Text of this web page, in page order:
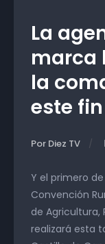
La
marca
la
este
Por Diez TV
Y el primero
Convención
de Agricultura,
realizará esta